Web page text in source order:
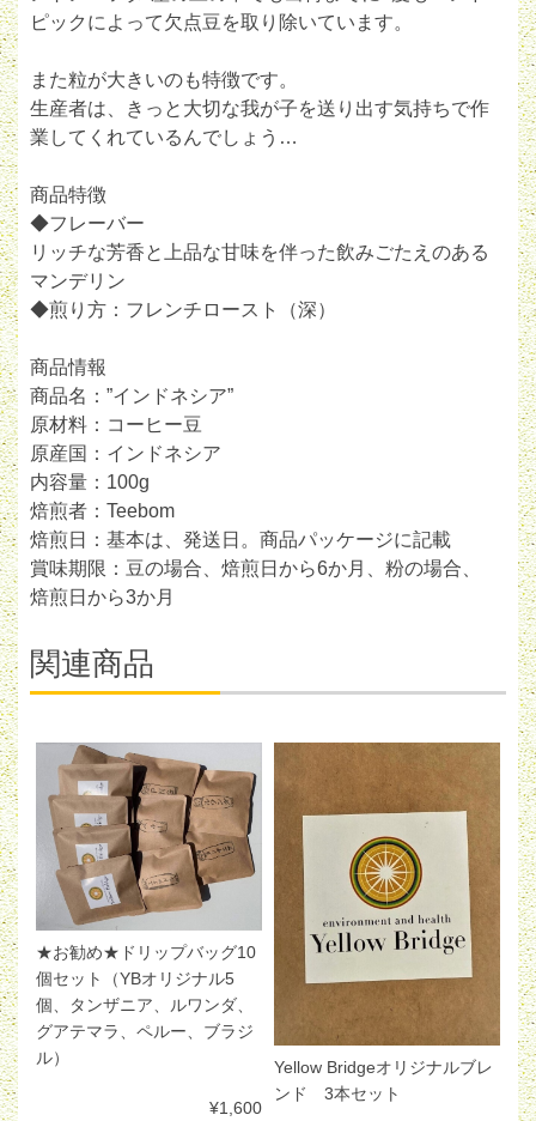
ピックによって欠点豆を取り除いています。
また粒が大きいのも特徴です。
生産者は、きっと大切な我が子を送り出す気持ちで作
業してくれているんでしょう…
商品特徴
◆フレーバー
リッチな芳香と上品な甘味を伴った飲みごたえのある
マンデリン
◆煎り方：フレンチロースト（深）
商品情報
商品名：”インドネシア”
原材料：コーヒー豆
原産国：インドネシア
内容量：100g
焙煎者：Teebom
焙煎日：基本は、発送日。商品パッケージに記載
賞味期限：豆の場合、焙煎日から6か月、粉の場合、
焙煎日から3か月
関連商品
★お勧め★ドリップバッグ10
個セット（YBオリジナル5
個、タンザニア、ルワンダ、
グアテマラ、ペルー、ブラジ
ル）
¥1,600
Yellow Bridgeオリジナルブレ
ンド 3本セット